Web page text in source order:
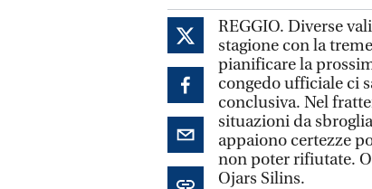
REGGIO. Diverse
stagione con la
pianificare la
congedo ufficiale ci
conclusiva. Nel
situazioni da
appaiono certezze
non poter rifiutate.
Ojars Silins.